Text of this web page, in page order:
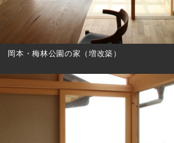
岡本・梅林公園の家（増改築）